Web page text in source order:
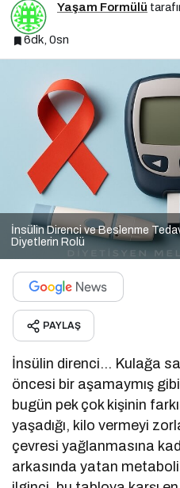
Yaşam Formülü
6dk, 0sn
İnsülin Direnci ve Beslenme
Diyetlerin Rolü
PAYLAŞ
İnsülin direnci… Kulağa
öncesi bir aşamaymış
bugün pek çok kişinin
yaşadığı, kilo vermeyi
çevresi yağlanmasına
arkasında yatan